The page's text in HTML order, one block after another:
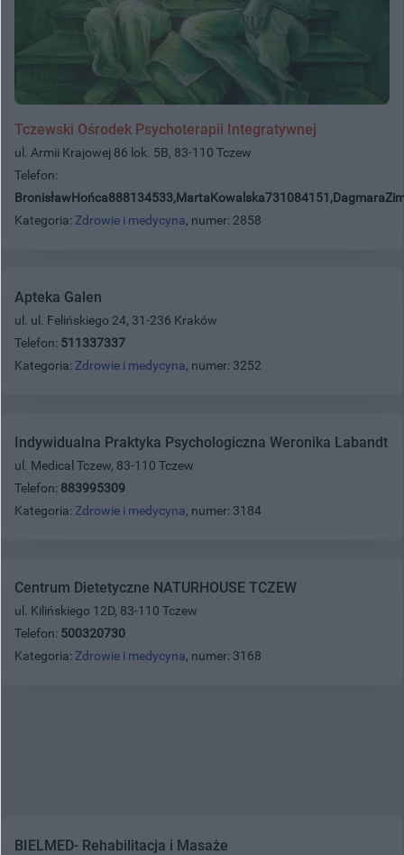
Tczewski Ośrodek Psychoterapii Integratywnej
ul. Armii Krajowej 86 lok. 5B, 83-110 Tczew
Telefon:
Kategoria: Zdrowie i medycyna, numer: 2858
Apteka Galen
ul. ul. Felińskiego 24, 31-236 Kraków
Telefon: 511337337
Kategoria: Zdrowie i medycyna, numer: 3252
Indywidualna Praktyka Psychologiczna Weronika Labandt
ul. Medical Tczew, 83-110 Tczew
Telefon: 883995309
Kategoria: Zdrowie i medycyna, numer: 3184
Centrum Dietetyczne NATURHOUSE TCZEW
ul. Kilińskiego 12D, 83-110 Tczew
Telefon: 500320730
Kategoria: Zdrowie i medycyna, numer: 3168
BIELMED- Rehabilitacja i Masaże